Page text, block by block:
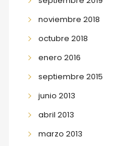
noviembre 2018
octubre 2018
enero 2016
septiembre 2015
junio 2013
abril 2013
marzo 2013